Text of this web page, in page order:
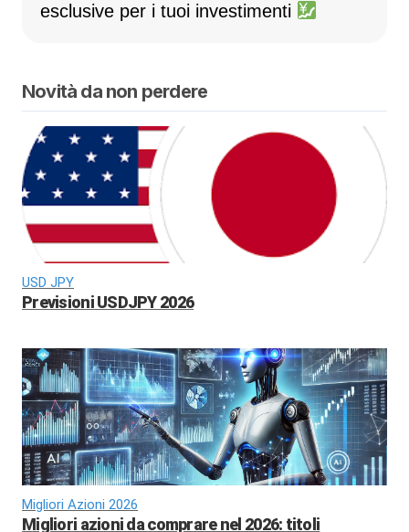
esclusive per i tuoi investimenti
Novità da non perdere
USD JPY
Previsioni USDJPY 2026
Migliori Azioni 2026
Migliori azioni da comprare nel 2026: titoli